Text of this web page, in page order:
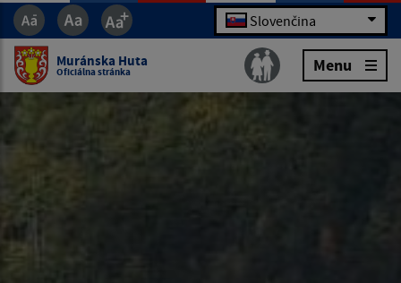
Slovenčina
Muránska Huta
Oficiálna stránka Menu